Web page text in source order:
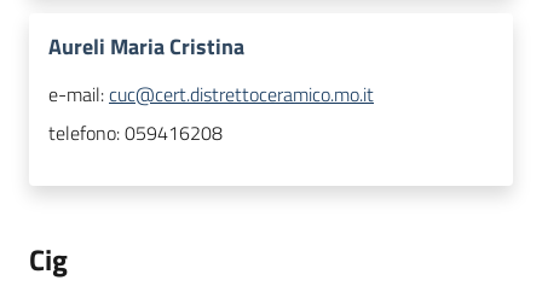
Aureli Maria Cristina
e-mail:cuc@cert.distrettoceramico.mo.it
telefono:059416208
Cig